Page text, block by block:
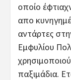
οποίο
απο
αντάρτες
Εμφυλίου
παξιμάδια.